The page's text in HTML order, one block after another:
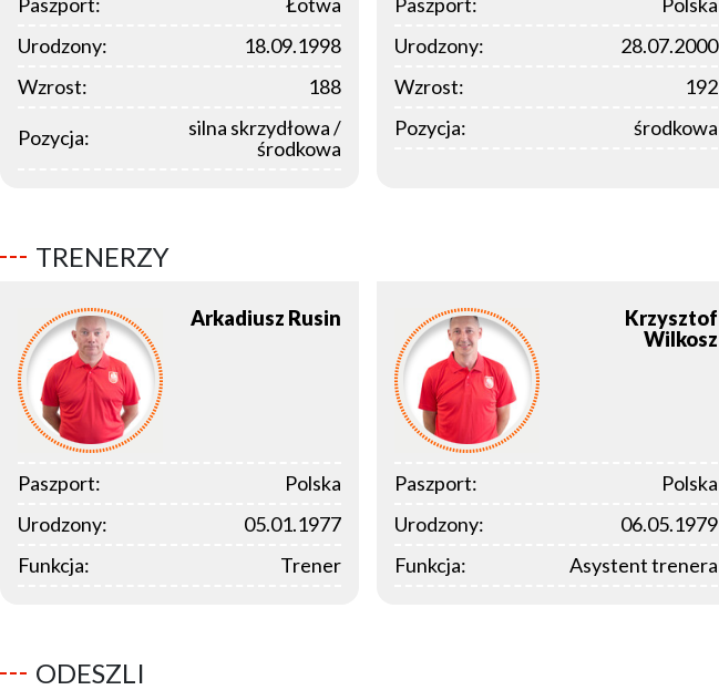
Urodzony:
18.09.1998
Wzrost:
188
Pozycja:
silna skrzydłowa /
środkowa
Urodzony:
28.07.2000
Wzrost:
192
Pozycja:
środkowa
TRENERZY
Arkadiusz Rusin
Paszport:
Polska
Urodzony:
05.01.1977
Funkcja:
Trener
Krzysztof
Wilkosz
Paszport:
Polska
Urodzony:
06.05.1979
Funkcja:
Asystent trenera
ODESZLI